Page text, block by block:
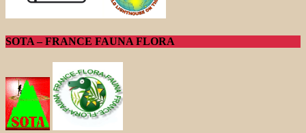
SOTA – FRANCE FAUNA FLORA